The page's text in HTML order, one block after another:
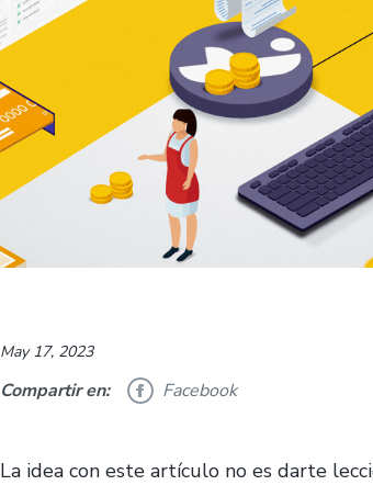
May 17, 2023
Compartir en: Facebook
La idea con este artículo no es darte